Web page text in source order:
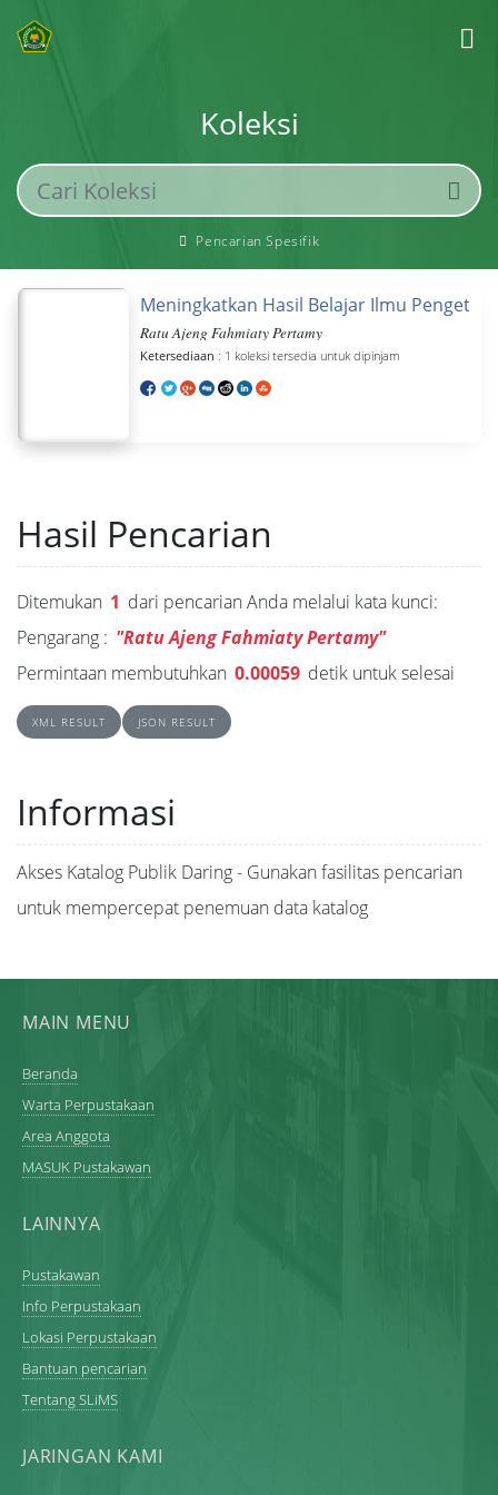
Koleksi
Pencarian Spesifik
Meningkatkan Hasil Belajar Ilmu
Ratu Ajeng Fahmiaty Pertamy
Ketersediaan : 1 koleksi tersedia untuk dipinjam
Hasil Pencarian
Ditemukan 1 dari pencarian Anda melalui kata kunci:
Pengarang : "Ratu Ajeng Fahmiaty Pertamy"
Permintaan membutuhkan 0.00059 detik untuk selesai
XML RESULT JSON RESULT
Informasi
Akses Katalog Publik Daring - Gunakan fasilitas pencarian
untuk mempercepat penemuan data katalog
MAIN MENU
Beranda
Warta Perpustakaan
Area Anggota
MASUK Pustakawan
LAINNYA
Pustakawan
Info Perpustakaan
Lokasi Perpustakaan
Bantuan pencarian
Tentang SLiMS
JARINGAN KAMI